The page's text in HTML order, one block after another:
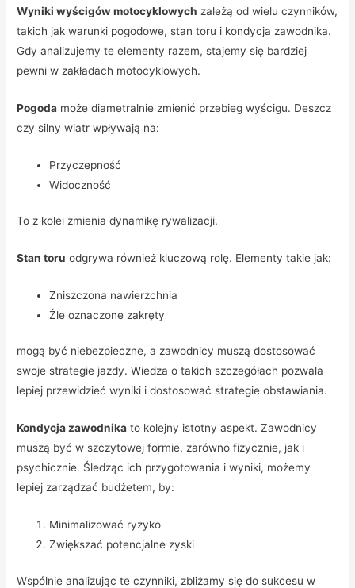
Wyniki wyścigów motocyklowych zależą od wielu czynników,
takich jak warunki pogodowe, stan toru i kondycja zawodnika.
Gdy analizujemy te elementy razem, stajemy się bardziej
pewni w zakładach motocyklowych.
Pogoda może diametralnie zmienić przebieg wyścigu. Deszcz
czy silny wiatr wpływają na:
Przyczepność
Widoczność
To z kolei zmienia dynamikę rywalizacji.
Stan toru odgrywa również kluczową rolę. Elementy takie jak:
Zniszczona nawierzchnia
Źle oznaczone zakręty
mogą być niebezpieczne, a zawodnicy muszą dostosować
swoje strategie jazdy. Wiedza o takich szczegółach pozwala
lepiej przewidzieć wyniki i dostosować strategie obstawiania.
Kondycja zawodnika to kolejny istotny aspekt. Zawodnicy
muszą być w szczytowej formie, zarówno fizycznie, jak i
psychicznie. Śledząc ich przygotowania i wyniki, możemy
lepiej zarządzać budżetem, by:
Minimalizować ryzyko
Zwiększać potencjalne zyski
Wspólnie analizując te czynniki, zbliżamy się do sukcesu w